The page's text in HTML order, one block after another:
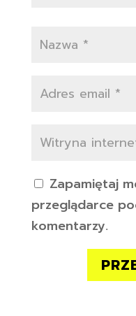
Zapamiętaj
przeglądarce
komentarzy.